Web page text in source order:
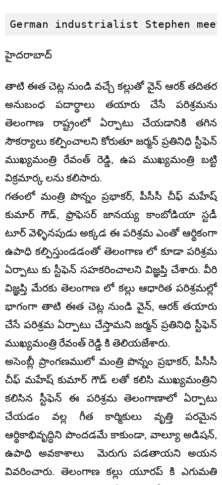
German industrialist Stephen
హైదరాబాద్
తాటి ఈత చెట్ల నుండి వచ్చే కల్లుతో వైన్ ఆరక్ తదితర
అనుబంధ పదార్థాలు తయారు చేసే పరిశ్రమను
తెలంగాణ రాష్ట్రంలో ఏర్పాటు చేయడానికి తగిన
సౌకర్యాలు కల్పించాలని కోరుతూ జర్మన్ ప్రతినిధి స్టీఫెన్
ముఖ్యమంత్రి రేవంత్ రెడ్డి, ఉప ముఖ్యమంత్రి బట్టి
విక్రమార్క లను కలిసారు.
గతంలో మంత్రి పొన్నం ప్రభాకర్, పీసీసీ చీఫ్ మహేష్
కుమార్ గౌడ్, ఫ్రొఫెసర్ జానయ్య కాంబోడియా స్టడీ
టూర్ వెళ్ళినపుడు అక్కడ ఈ పరిశ్రమ ఎంతో ఆర్థికంగా
ఉపాధి కల్పిస్తుండడంతో తెలంగాణ లో కూడా పరిశ్రమ
ఏర్పాటు కు స్టీఫెన్ సహకరించాలని విజ్ఞప్తి చేశారు. వీరి
విజ్ఞప్తి మేరకు తెలంగాణ లో కల్లు ఆధారిత పరిశ్రమల్లో
భాగంగా తాటి ఈత చెట్ల నుండి వైన్, ఆరక్ తయారు
చేసే పరిశ్రమ ఏర్పాటు చేస్తామని జర్మన్ ప్రతినిధి స్టీఫెన్
ముఖ్యమంత్రి రేవంత్ రెడ్డి కి తెలియజేశారు.
అసెంబ్లీ ప్రాంగణములో మంత్రి పొన్నం ప్రభాకర్, పీసీసీ
చీఫ్ మహేష్ కుమార్ గౌడ్ లతో కలిసి ముఖ్యమంత్రిని
కలిసిన స్టీఫెన్ ఈ పరిశ్రమ తెలంగాణాలో ఏర్పాటు
చేయడం వల్ల గీత కార్మికులు వృత్తి పరమైన
ఆర్థికాభివృద్ధిని పొందడమే కాకుండా, వాల్యూ అడిషన్,
ఉపాధి అవకాశాలు మెరుగు పడతాయని అయన
వివరించారు. తెలంగాణ కల్లు యూరప్ కి ఎగుమతి